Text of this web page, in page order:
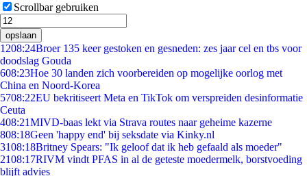
Scrollbar gebruiken
opslaan
1208:24Broer 135 keer gestoken en gesneden: zes jaar cel en tbs voor
doodslag Gouda
608:23Hoe 30 landen zich voorbereiden op mogelijke oorlog met
China en Noord-Korea
5708:22EU bekritiseert Meta en TikTok om verspreiden desinformatie
Ceuta
408:21MIVD-baas lekt via Strava routes naar geheime kazerne
808:18Geen 'happy end' bij seksdate via Kinky.nl
3108:18Britney Spears: "Ik geloof dat ik heb gefaald als moeder"
2108:17RIVM vindt PFAS in al de geteste moedermelk, borstvoeding
blijft advies